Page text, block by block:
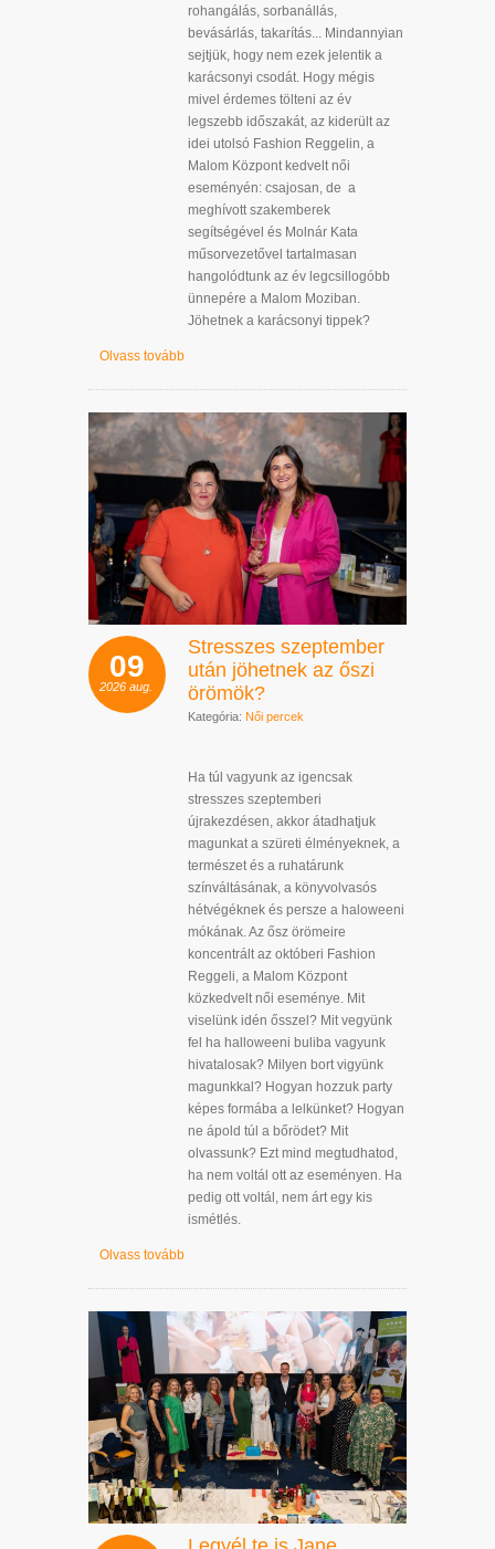
rohangálás, sorbanállás,
bevásárlás, takarítás... Mindannyian
sejtjük, hogy nem ezek jelentik a
karácsonyi csodát. Hogy mégis
mivel érdemes tölteni az év
legszebb időszakát, az kiderült az
idei utolsó Fashion Reggelin, a
Malom Központ kedvelt női
eseményén: csajosan, de a
meghívott szakemberek
segítségével és Molnár Kata
műsorvezetővel tartalmasan
hangolódtunk az év legcsillogóbb
ünnepére a Malom Moziban.
Jöhetnek a karácsonyi tippek?
Olvass tovább
09
2026 aug.
Stresszes szeptember
után jöhetnek az őszi
örömök?
Kategória: Női percek
Ha túl vagyunk az igencsak
stresszes szeptemberi
újrakezdésen, akkor átadhatjuk
magunkat a szüreti élményeknek, a
természet és a ruhatárunk
színváltásának, a könyvolvasós
hétvégéknek és persze a haloweeni
mókának. Az ősz örömeire
koncentrált az októberi Fashion
Reggeli, a Malom Központ
közkedvelt női eseménye. Mit
viselünk idén ősszel? Mit vegyünk
fel ha halloweeni buliba vagyunk
hivatalosak? Milyen bort vigyünk
magunkkal? Hogyan hozzuk party
képes formába a lelkünket? Hogyan
ne ápold túl a bőrödet? Mit
olvassunk? Ezt mind megtudhatod,
ha nem voltál ott az eseményen. Ha
pedig ott voltál, nem árt egy kis
ismétlés.
Olvass tovább